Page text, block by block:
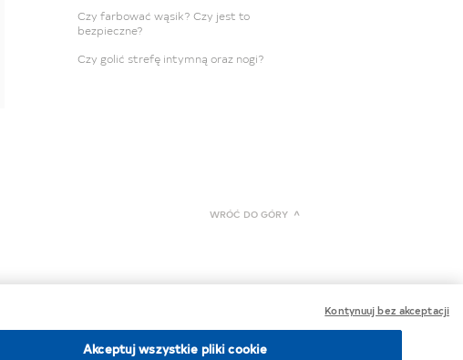
Czy farbować wąsik? Czy jest to
bezpieczne?
Czy golić strefę intymną oraz nogi?
WRÓĆ DO GÓRY
Akceptuj wszystkie pliki cookie
Kontynuuj bez akceptacji